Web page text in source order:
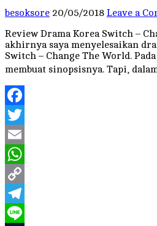
besoksore 20/05/2018 Leave a
Review Drama Korea Switch –
akhirnya saya menyelesaikan
Switch – Change The World.
membuat sinopsisnya. Tapi,
Facebook
Twitter
Email
WhatsApp
Copy
Link
Telegram